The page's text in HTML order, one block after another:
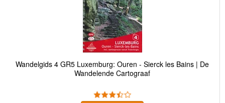
Wandelgids 4 GR5 Luxemburg: Ouren - Sierck les Bains | De
Wandelende Cartograaf